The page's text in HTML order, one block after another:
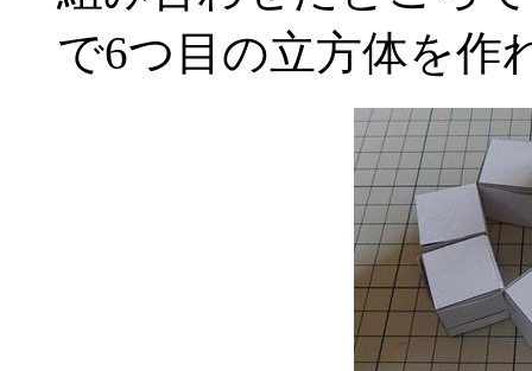
で6つ目の立方体を作